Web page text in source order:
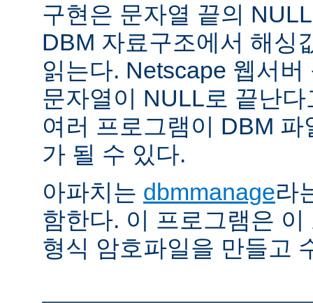
구현은 문자열 끝의
DBM 자료구조에서 해싱
읽는다. Netscape 웹서
문자열이 NULL로 끝난
여러 프로그램이 DBM
가 될 수 있다.
아파치는 dbmmanage라
함한다. 이 프로그램은
형식 암호파일을 만들고